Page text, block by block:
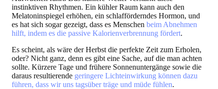
instinktiven Rhythmen. Ein kühler Raum kann auch den
Melatoninspiegel erhöhen, ein schlafförderndes Hormon, und
es hat sich sogar gezeigt, dass es Menschen beim Abnehmen
hilft, indem es die passive Kalorienverbrennung fördert.
Es scheint, als wäre der Herbst die perfekte Zeit zum Erholen,
oder? Nicht ganz, denn es gibt eine Sache, auf die man achten
sollte. Kürzere Tage und frühere Sonnenuntergänge sowie die
daraus resultierende geringere Lichteinwirkung können dazu
führen, dass wir uns tagsüber träge und müde fühlen.